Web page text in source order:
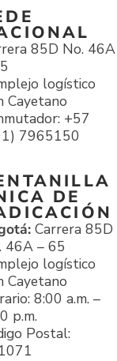
85D No. 46A
logístico
Cayetano
+57
7965150
DE
Carrera 85D
46A – 65
logístico
Cayetano
8:00 a.m. –
p.m.
Postal: